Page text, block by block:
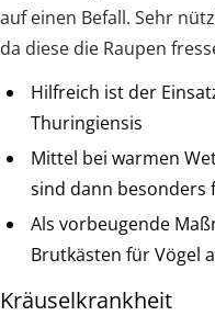
auf einen Befall. Sehr
da diese die Raupen
Hilfreich ist der
Thuringiensis
Mittel bei warmen
sind dann besonders
Als vorbeugende
Brutkästen für Vögel
Kräuselkrankheit